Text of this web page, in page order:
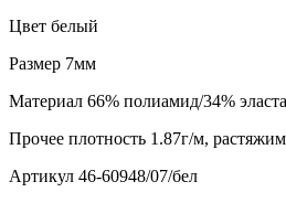
Цвет белый
Размер 7мм
Материал 66% полиамид/34%
Прочее плотность 1.87г/м,
Артикул 46-60948/07/бел